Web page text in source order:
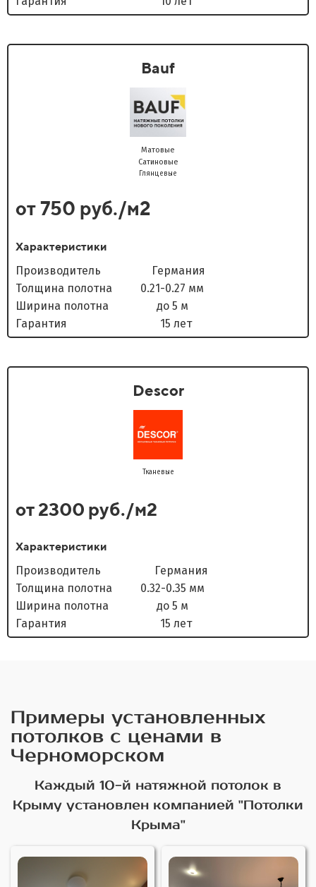
Bauf
Матовые
Сатиновые
Глянцевые
от 750 руб./м2
Характеристики
Производитель Германия
Толщина полотна 0.21-0.27 мм
Ширина полотна до 5 м
Гарантия 15 лет
Descor
Тканевые
от 2300 руб./м2
Характеристики
Производитель Германия
Толщина полотна 0.32-0.35 мм
Ширина полотна до 5 м
Гарантия 15 лет
Примеры установленных
потолков с ценами в
Черноморском
Каждый 10-й натяжной потолок в
Крыму установлен компанией "Потолки
Крыма"